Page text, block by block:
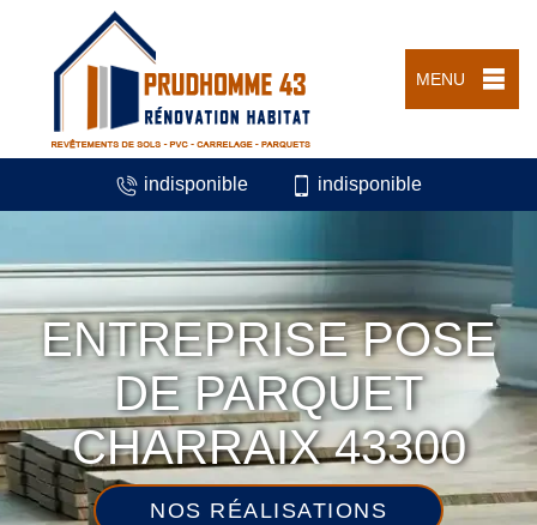
MENU
indisponible indisponible
ENTREPRISE POSE
DE PARQUET
CHARRAIX 43300
NOS RÉALISATIONS